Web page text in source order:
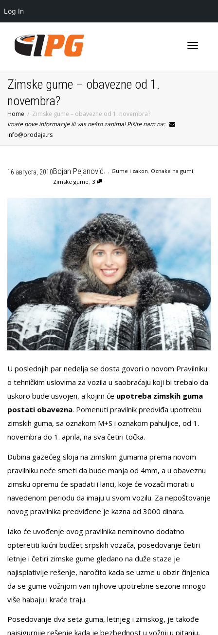
Log In
Zimske gume – obavezne od 1.
novembra?
Home
Zimske gume – obavezne od 1. novembra?
Imate nove informacije ili vas nešto zanima! Pišite nam na:
info@prodaja.rs
Bojan Pejanović,
16 августа, 2010 , Gume i zakon, Oznake na gumi,
Zimske gume, 3
U poslednjih par nedelja se dosta govori o novom Pravilniku
o tehničkim uslovima za vozila u saobraćaju koji bi trebalo da
uskoro bude usvojen, a kojim će upotreba zimskih guma
postati obavezna. Pomenuti pravilnik predviđa upotrebu
zimskih guma, sa oznakom M+S i oznakom pahuljice, od 1.
novembra do 1. aprila, na sva četiri točka.
Dubina gazećeg sloja na zimskim gumama prema novom
pravilniku neće smeti da bude manja od 4mm, a u obaveznu
zimsku opremu će spadati i lanci, koje će vozači morati u
navedenom periodu da imaju u svom vozilu. Za nepoštovanje
novog pravilnika predviđene je kazna od 3000 dinara.
Iako će uvođenje ovog pravilnika neminovno dodatno
opteretiti kućni budžet srpskih vozača, posedovanje četiri
letnje i četiri zimske gume gledano na duže staze je
najisplativije rešenje, naročito kada se uzme u obzir činjenica
da se gume vožnjom van njihove upotrebne sezone mnogo
više habaju i kraće traju.
Posedovanje dva seta guma, letnjeg i zimskog, je takođe
najsigurnije rešenje kada je bezbednost u vožnji u pitanju,